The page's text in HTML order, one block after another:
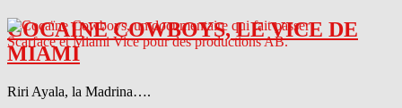
COCAINE COWBOYS, LE VICE DE
MIAMI
Riri Ayala, la Madrina….